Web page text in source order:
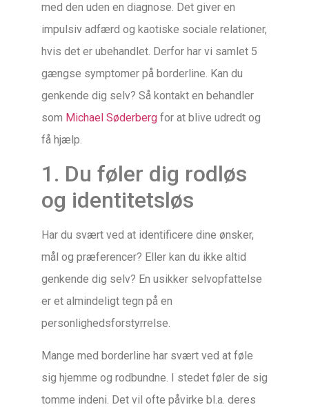
med den uden en diagnose. Det giver en
impulsiv adfærd og kaotiske sociale relationer,
hvis det er ubehandlet. Derfor har vi samlet 5
gængse symptomer på borderline. Kan du
genkende dig selv? Så kontakt en behandler
som Michael Søderberg for at blive udredt og
få hjælp.
1. Du føler dig rodløs
og identitetsløs
Har du svært ved at identificere dine ønsker,
mål og præferencer? Eller kan du ikke altid
genkende dig selv? En usikker selvopfattelse
er et almindeligt tegn på en
personlighedsforstyrrelse.
Mange med borderline har svært ved at føle
sig hjemme og rodbundne. I stedet føler de sig
tomme indeni. Det vil ofte påvirke bl.a. deres